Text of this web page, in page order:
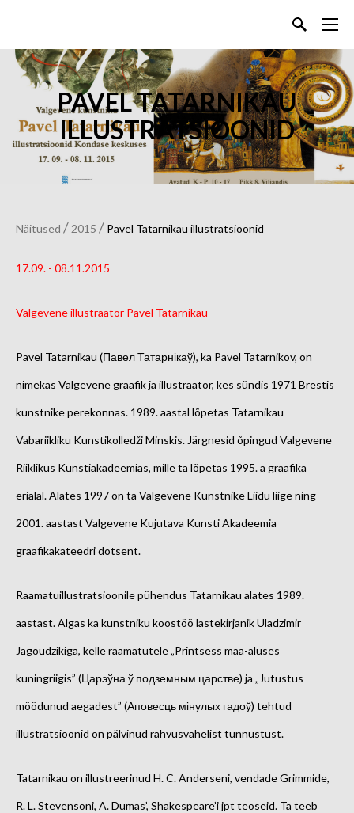
PAVEL TATARNIKAU
ILLUSTRATSIOONID
Näitused / 2015 / Pavel Tatarnikau illustratsioonid
17.09. - 08.11.2015
Valgevene illustraator Pavel Tatarnikau
Pavel Tatarnikau (Павел Татарнікаў), ka Pavel Tatarnikov, on
nimekas Valgevene graafik ja illustraator, kes sündis 1971 Brestis
kunstnike perekonnas. 1989. aastal lõpetas Tatarnikau
Vabariikliku Kunstikolledži Minskis. Järgnesid õpingud Valgevene
Riiklikus Kunstiakadeemias, mille ta lõpetas 1995. a graafika
erialal. Alates 1997 on ta Valgevene Kunstnike Liidu liige ning
2001. aastast Valgevene Kujutava Kunsti Akadeemia
graafikakateedri dotsent.
Raamatuillustratsioonile pühendus Tatarnikau alates 1989.
aastast. Algas ka kunstniku koostöö lastekirjanik Uladzimir
Jagoudzikiga, kelle raamatutele „Printsess maa-aluses
kuningriigis” (Царэўна ў подземным царстве) ja „Jutustus
möödunud aegadest” (Аповесць мінулых гадоў) tehtud
illustratsioonid on pälvinud rahvusvahelist tunnustust.
Tatarnikau on illustreerinud H. C. Anderseni, vendade Grimmide,
R. L. Stevensoni, A. Dumas’, Shakespeare’i jpt teoseid. Ta teeb